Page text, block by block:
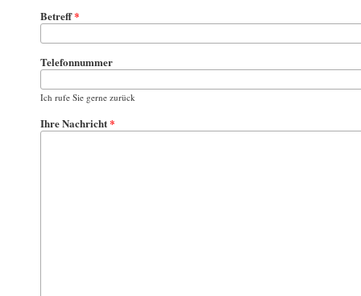
Betreff*
Telefonnummer
Ich rufe Sie gerne zurück
Ihre Nachricht*